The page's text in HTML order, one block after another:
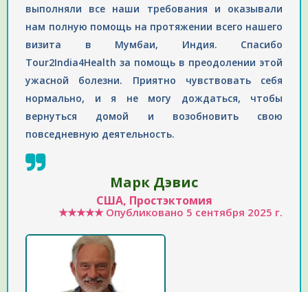
выполняли все наши требования и оказывали
нам полную помощь на протяжении всего нашего
визита в Мумбаи, Индия. Спасибо
Tour2India4Health за помощь в преодолении этой
ужасной болезни. Приятно чувствовать себя
нормально, и я не могу дождаться, чтобы
вернуться домой и возобновить свою
повседневную деятельность.
Марк Дэвис
США, Простэктомия
★★★★★Опубликовано 5 сентября 2025 г.